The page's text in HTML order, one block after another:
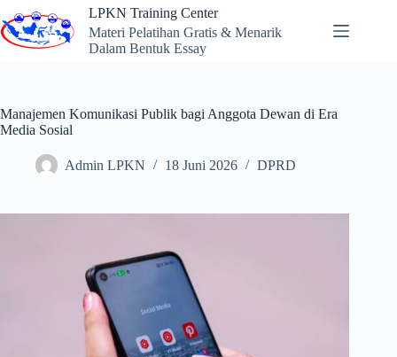
to
content
LPKN Training Center
Materi Pelatihan Gratis & Menarik
Dalam Bentuk Essay
Manajemen Komunikasi Publik bagi Anggota Dewan di Era
Media Sosial
Admin LPKN 18 Juni 2026 DPRD